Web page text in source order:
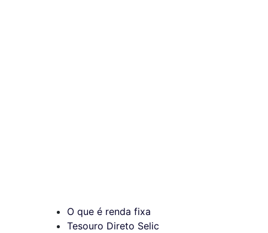
O que é renda fixa
Tesouro Direto Selic